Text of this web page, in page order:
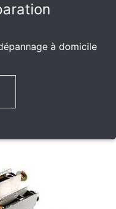
à domicile